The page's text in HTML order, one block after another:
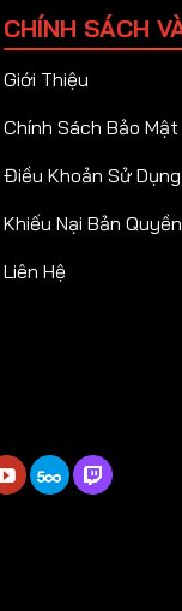
Tập
Tập
Tập
Tập
Tập
CHÍNH SÁCH
Giới Thiệu
Chính Sách Bảo Mật
Điều Khoản Sử Dụng
Khiếu Nại Bản Quyền
Liên Hệ